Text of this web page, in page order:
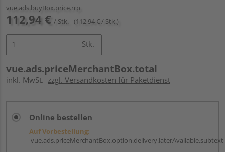
vue.ads.buyBox.price.rrp
112,94 € / Stk. (112,94 € / Stk.)
Stk.
vue.ads.priceMerchantBox.total
inkl. MwSt. zzgl. Versandkosten für Paketdienst
Online bestellen
Auf Vorbestellung:
vue.ads.priceMerchantBox.option.delivery.laterAvailable.subtext